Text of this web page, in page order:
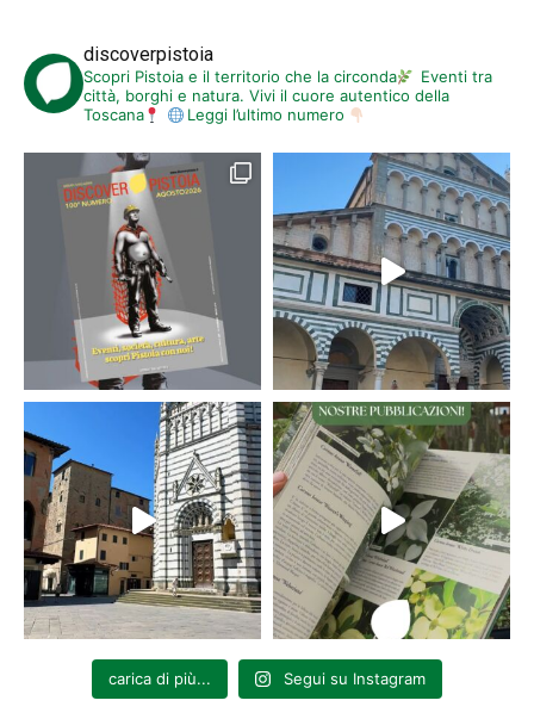
discoverpistoia
Scopri Pistoia e il territorio che la circonda
Eventi tra
città, borghi e natura. Vivi il cuore autentico della
Toscana
Leggi l’ultimo numero
carica di più... Segui su Instagram